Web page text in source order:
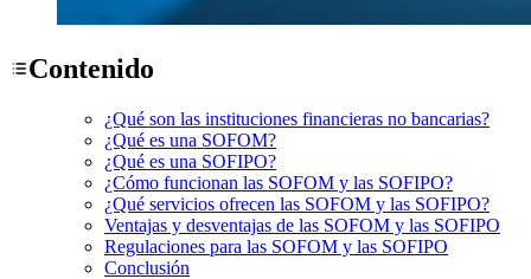
Contenido
¿Qué son las instituciones financieras no bancarias?
¿Qué es una SOFOM?
¿Qué es una SOFIPO?
¿Cómo funcionan las SOFOM y las SOFIPO?
¿Qué servicios ofrecen las SOFOM y las SOFIPO?
Ventajas y desventajas de las SOFOM y las SOFIPO
Regulaciones para las SOFOM y las SOFIPO
Conclusión